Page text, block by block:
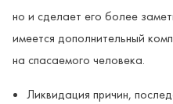
но и сделает его более
имеется дополнительный
на спасаемого человека.
Ликвидация причин,